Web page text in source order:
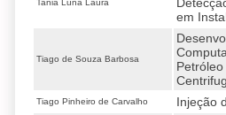
Tania Luna Laura
em
Tiago de Souza Barbosa
Tiago Pinheiro de Carvalho Injeção